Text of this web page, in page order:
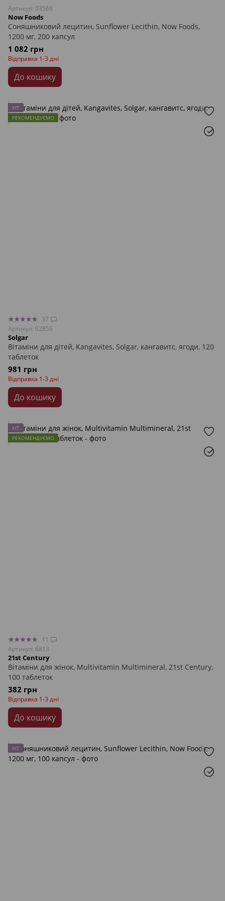
Артикул: 03566
Now Foods
Соняшниковий лецитин, Sunflower Lecithin, Now Foods,
1200 мг, 200 капсул
1 082 грн
Відправка 1-3 дні
До кошику
ХІТ
РЕКОМЕНДУЄМО
37
Артикул: 02856
Solgar
Вітаміни для дітей, Kangavites, Solgar, кангавитс, ягоди, 120
таблеток
981 грн
Відправка 1-3 дні
До кошику
ХІТ
РЕКОМЕНДУЄМО
11
Артикул: 6813
21st Century
Вітаміни для жінок, Multivitamin Multimineral, 21st Century,
100 таблеток
382 грн
Відправка 1-3 дні
До кошику
ХІТ